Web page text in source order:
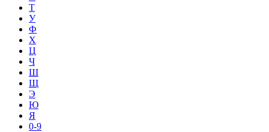
Т
У
Ф
Х
Ц
Ч
Ш
Щ
Э
Ю
Я
0-9